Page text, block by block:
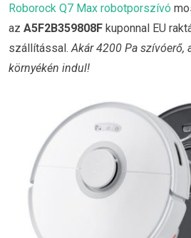
Roborock Q7 Max robotporszívó
az A5F2B359808F kuponnal EU
szállítással.Akár 4200 Pa szívóerő,
környékén indul!